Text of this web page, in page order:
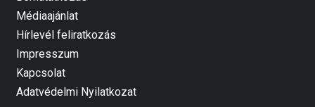
Médiaajánlat
Hírlevél feliratkozás
Impresszum
Kapcsolat
Adatvédelmi Nyilatkozat